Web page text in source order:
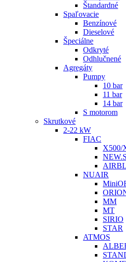
Štandardné
Spaľovacie
Benzínové
Dieselové
Špeciálne
Odkryté
Odhlučnené
Agregáty
Pumpy
10 bar
11 bar
14 bar
S motorom
Skrutkové
2-22 kW
FIAC
X500/
NUAIR
MM
MT
SIRIO
STAR
ATMOS